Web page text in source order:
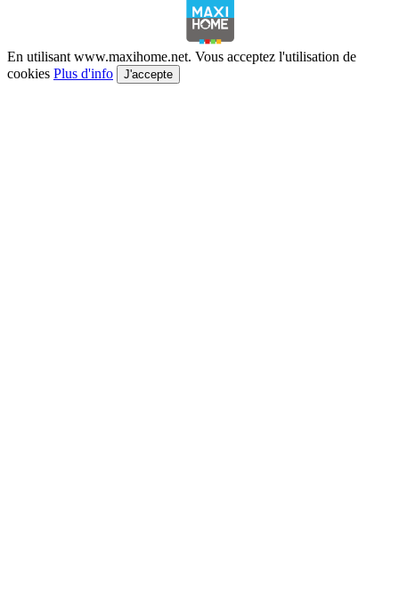
En utilisant www.maxihome.net. Vous acceptez l'utilisation de
cookies Plus d'info J'accepte